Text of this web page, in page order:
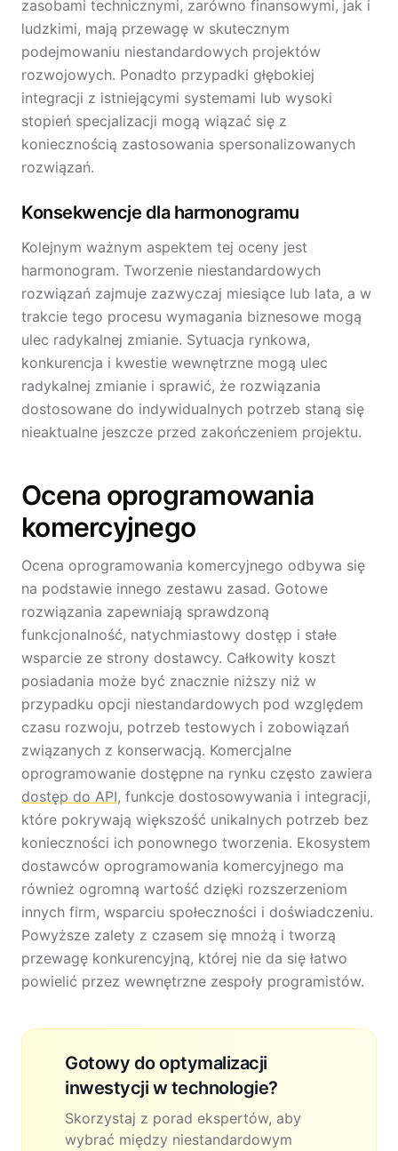
zasobami technicznymi, zarówno finansowymi, jak i
ludzkimi, mają przewagę w skutecznym
podejmowaniu niestandardowych projektów
rozwojowych. Ponadto przypadki głębokiej
integracji z istniejącymi systemami lub wysoki
stopień specjalizacji mogą wiązać się z
koniecznością zastosowania spersonalizowanych
rozwiązań.
Konsekwencje dla harmonogramu
Kolejnym ważnym aspektem tej oceny jest
harmonogram. Tworzenie niestandardowych
rozwiązań zajmuje zazwyczaj miesiące lub lata, a w
trakcie tego procesu wymagania biznesowe mogą
ulec radykalnej zmianie. Sytuacja rynkowa,
konkurencja i kwestie wewnętrzne mogą ulec
radykalnej zmianie i sprawić, że rozwiązania
dostosowane do indywidualnych potrzeb staną się
nieaktualne jeszcze przed zakończeniem projektu.
Ocena oprogramowania
komercyjnego
Ocena oprogramowania komercyjnego odbywa się
na podstawie innego zestawu zasad. Gotowe
rozwiązania zapewniają sprawdzoną
funkcjonalność, natychmiastowy dostęp i stałe
wsparcie ze strony dostawcy. Całkowity koszt
posiadania może być znacznie niższy niż w
przypadku opcji niestandardowych pod względem
czasu rozwoju, potrzeb testowych i zobowiązań
związanych z konserwacją. Komercjalne
oprogramowanie dostępne na rynku często zawiera
dostęp do API, funkcje dostosowywania i integracji,
które pokrywają większość unikalnych potrzeb bez
konieczności ich ponownego tworzenia. Ekosystem
dostawców oprogramowania komercyjnego ma
również ogromną wartość dzięki rozszerzeniom
innych firm, wsparciu społeczności i doświadczeniu.
Powyższe zalety z czasem się mnożą i tworzą
przewagę konkurencyjną, której nie da się łatwo
powielić przez wewnętrzne zespoły programistów.
Gotowy do optymalizacji
inwestycji w technologie?
Skorzystaj z porad ekspertów, aby
wybrać między niestandardowym